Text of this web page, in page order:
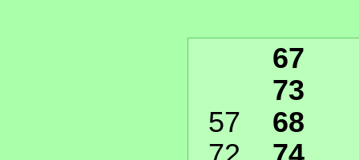
67
73
57
68